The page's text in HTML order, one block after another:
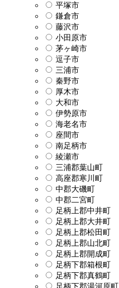
平塚市
鎌倉市
藤沢市
小田原市
茅ヶ崎市
逗子市
三浦市
秦野市
厚木市
大和市
伊勢原市
海老名市
座間市
南足柄市
綾瀬市
三浦郡葉山町
高座郡寒川町
中郡大磯町
中郡二宮町
足柄上郡中井町
足柄上郡大井町
足柄上郡松田町
足柄上郡山北町
足柄上郡開成町
足柄下郡箱根町
足柄下郡真鶴町
足柄下郡湯河原町